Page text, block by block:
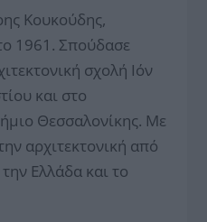
Κουκούδης,
1961. Σπούδασε
σχολή Ιόν
και στο
Θεσσαλονίκης. Με
αρχιτεκτονική από
Ελλάδα και το